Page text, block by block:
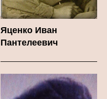
Яценко Иван
Пантелеевич